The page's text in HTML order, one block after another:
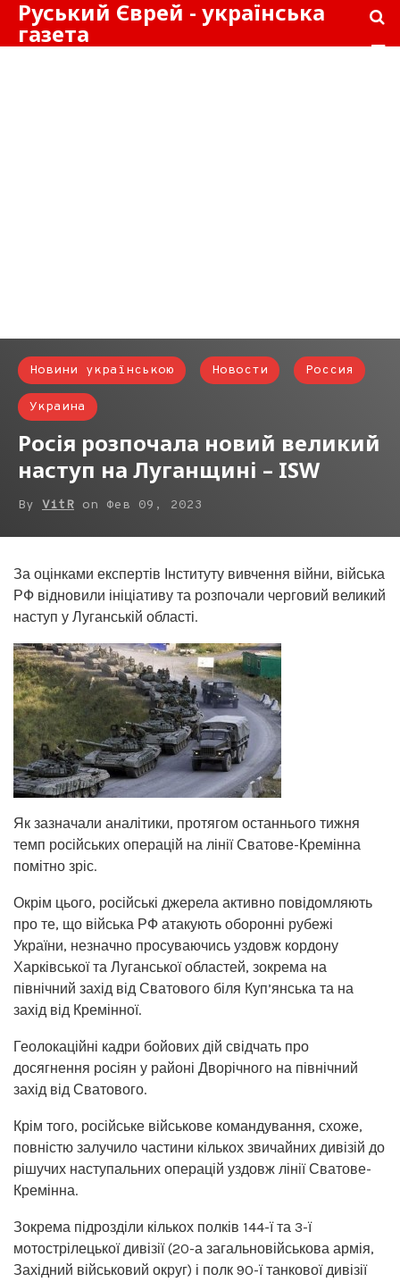
Руський Єврей - українська
газета
Новини українською Новости Россия
Украина
Росія розпочала новий великий
наступ на Луганщині – ISW
By VitR on Фев 09, 2023
За оцінками експертів Інституту вивчення війни, війська
РФ відновили ініціативу та розпочали черговий великий
наступ у Луганській області.
Як зазначали аналітики, протягом останнього тижня
темп російських операцій на лінії Сватове-Кремінна
помітно зріс.
Окрім цього, російські джерела активно повідомляють
про те, що війська РФ атакують оборонні рубежі
України, незначно просуваючись уздовж кордону
Харківської та Луганської областей, зокрема на
північний захід від Сватового біля Куп’янська та на
захід від Кремінної.
Геолокаційні кадри бойових дій свідчать про
досягнення росіян у районі Дворічного на північний
захід від Сватового.
Крім того, російське військове командування, схоже,
повністю залучило частини кількох звичайних дивізій до
рішучих наступальних операцій уздовж лінії Сватове-
Кремінна.
Зокрема підрозділи кількох полків 144-ї та 3-ї
мотострілецької дивізії (20-а загальновійськова армія,
Західний військовий округ) і полк 90-ї танкової дивізії